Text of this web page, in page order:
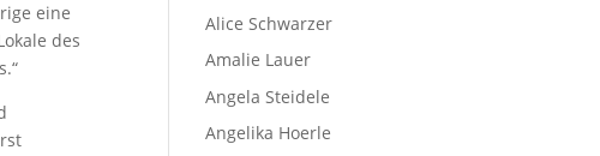
eine
des
Alice Schwarzer
Amalie Lauer
Angela Steidele
Angelika Hoerle